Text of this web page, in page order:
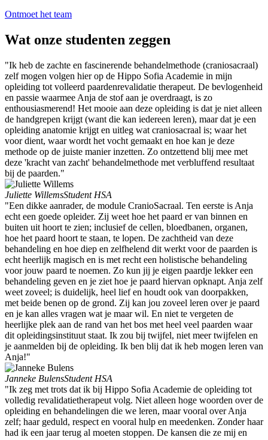
Ontmoet het team
Wat onze studenten zeggen
"Ik heb de zachte en fascinerende behandelmethode (craniosacraal)
zelf mogen volgen hier op de Hippo Sofia Academie in mijn
opleiding tot volleerd paardenrevalidatie therapeut. De bevlogenheid
en passie waarmee Anja de stof aan je overdraagt, is zo
enthousiasmerend! Het mooie aan deze opleiding is dat je niet alleen
de handgrepen krijgt (want die kan iedereen leren), maar dat je een
opleiding anatomie krijgt en uitleg wat craniosacraal is; waar het
voor dient, waar wordt het vocht gemaakt en hoe kan je deze
methode op de juiste manier inzetten. Zo ontzettend blij mee met
deze 'kracht van zacht' behandelmethode met verbluffend resultaat
bij de paarden."
Juliette WillemsStudent HSA
"Een dikke aanrader, de module CranioSacraal. Ten eerste is Anja
echt een goede opleider. Zij weet hoe het paard er van binnen en
buiten uit hoort te zien; inclusief de cellen, bloedbanen, organen,
hoe het paard hoort te staan, te lopen. De zachtheid van deze
behandeling en hoe diep en zelfhelend dit werkt voor de paarden is
echt heerlijk magisch en is met recht een holistische behandeling
voor jouw paard te noemen. Zo kun jij je eigen paardje lekker een
behandeling geven en je ziet hoe je paard hiervan opknapt. Anja zelf
weet zoveel; is duidelijk, heel lief en houdt ook van doorpakken,
met beide benen op de grond. Zij kan jou zoveel leren over je paard
en je kan alles vragen wat je maar wil. En niet te vergeten de
heerlijke plek aan de rand van het bos met heel veel paarden waar
dit opleidingsinstituut staat. Ik zou bij twijfel, niet meer twijfelen en
je aanmelden bij de opleiding. Ik ben blij dat ik heb mogen leren van
Anja!"
Janneke BulensStudent HSA
"Ik zeg met trots dat ik bij Hippo Sofia Academie de opleiding tot
volledig revalidatietherapeut volg. Niet alleen hoge woorden over de
opleiding en behandelingen die we leren, maar vooral over Anja
zelf; haar geduld, respect en vooral hulp en meedenken. Zonder haar
had ik een jaar terug al moeten stoppen. De kansen die ze mij en